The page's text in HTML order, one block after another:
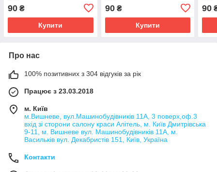
90 ₴
Купити
90₴
Купити
90
Про нас
100% позитивних з 304 відгуків за рік
Працює з 23.03.2018
м. Київ
м.Вишневе, вул.Машинобудівників 11А, 3 поверх,оф.3
вхід зі сторони салону краси Алітель, м. Київ Дмитрівська
9-11, м. Вишневе вул. Машинобудівників 11А, м.
Васильків вул. Декабристів 151, Київ, Україна
Контакти